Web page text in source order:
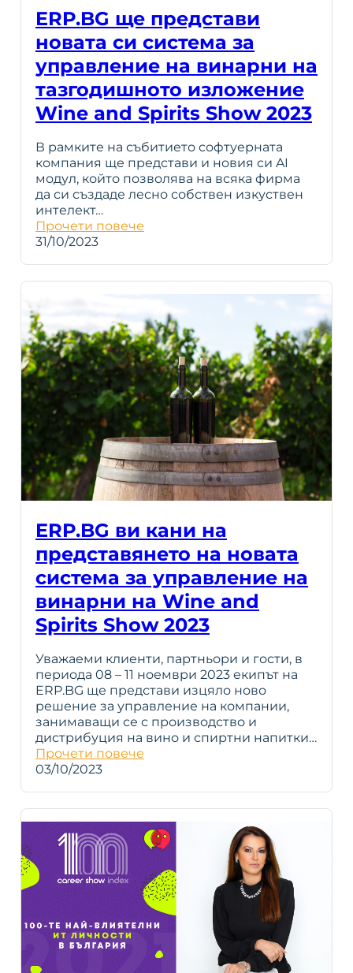
ERP.BG ще представи
новата си система за
управление на винарни на
тазгодишното изложение
Wine and Spirits Show 2023
В рамките на събитието софтуерната
компания ще представи и новия си AI
модул, който позволява на всяка фирма
да си създаде лесно собствен изкуствен
интелект…
Прочети повече
31/10/2023
ERP.BG ви кани на
представянето на новата
система за управление на
винарни на Wine and
Spirits Show 2023
Уважаеми клиенти, партньори и гости, в
периода 08 – 11 ноември 2023 екипът на
ERP.BG ще представи изцяло ново
решение за управление на компании,
занимаващи се с производство и
дистрибуция на вино и спиртни напитки…
Прочети повече
03/10/2023